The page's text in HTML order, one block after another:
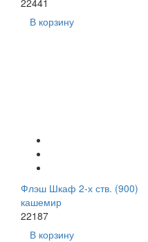
В корзину
Флэш Шкаф 2-х ств. (900)
кашемир
22187
В корзину